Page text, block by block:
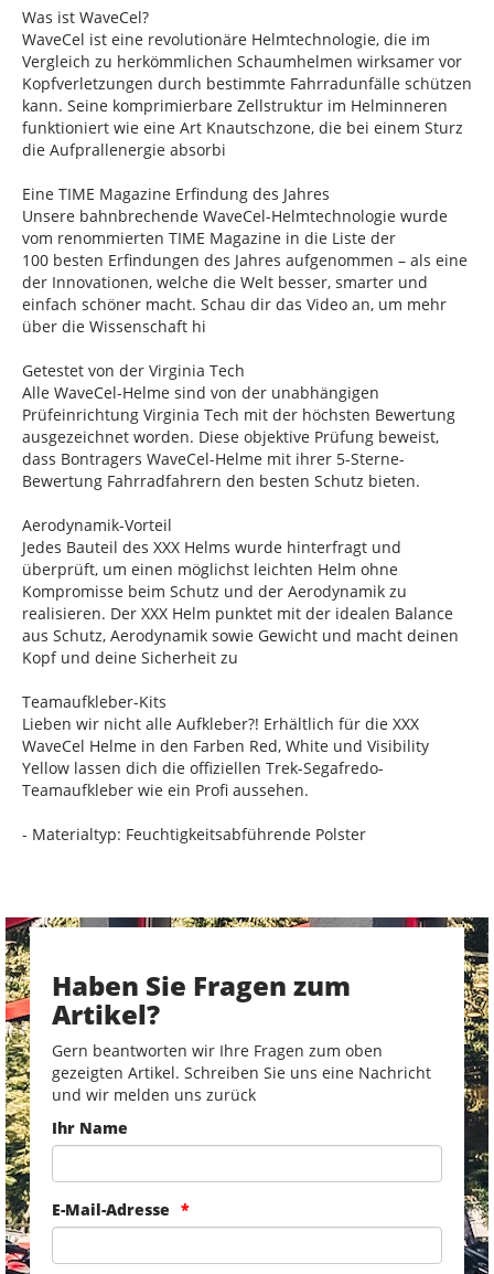
Was ist WaveCel?
WaveCel ist eine revolutionäre Helmtechnologie, die im
Vergleich zu herkömmlichen Schaumhelmen wirksamer vor
Kopfverletzungen durch bestimmte Fahrradunfälle schützen
kann. Seine komprimierbare Zellstruktur im Helminneren
funktioniert wie eine Art Knautschzone, die bei einem Sturz
die Aufprallenergie absorbi
Eine TIME Magazine Erfindung des Jahres
Unsere bahnbrechende WaveCel-Helmtechnologie wurde
vom renommierten TIME Magazine in die Liste der
100 besten Erfindungen des Jahres aufgenommen – als eine
der Innovationen, welche die Welt besser, smarter und
einfach schöner macht. Schau dir das Video an, um mehr
über die Wissenschaft hi
Getestet von der Virginia Tech
Alle WaveCel-Helme sind von der unabhängigen
Prüfeinrichtung Virginia Tech mit der höchsten Bewertung
ausgezeichnet worden. Diese objektive Prüfung beweist,
dass Bontragers WaveCel-Helme mit ihrer 5-Sterne-
Bewertung Fahrradfahrern den besten Schutz bieten.
Aerodynamik-Vorteil
Jedes Bauteil des XXX Helms wurde hinterfragt und
überprüft, um einen möglichst leichten Helm ohne
Kompromisse beim Schutz und der Aerodynamik zu
realisieren. Der XXX Helm punktet mit der idealen Balance
aus Schutz, Aerodynamik sowie Gewicht und macht deinen
Kopf und deine Sicherheit zu
Teamaufkleber-Kits
Lieben wir nicht alle Aufkleber?! Erhältlich für die XXX
WaveCel Helme in den Farben Red, White und Visibility
Yellow lassen dich die offiziellen Trek-Segafredo-
Teamaufkleber wie ein Profi aussehen.
- Materialtyp: Feuchtigkeitsabführende Polster
Haben Sie Fragen zum
Artikel?
Gern beantworten wir Ihre Fragen zum oben
gezeigten Artikel. Schreiben Sie uns eine Nachricht
und wir melden uns zurück
Ihr Name
E-Mail-Adresse